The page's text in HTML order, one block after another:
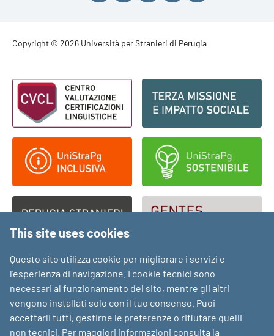
Footer - Copyright
Copyright © 2026 Università per Stranieri di Perugia
Footer - Loghi
This site uses cookies
Questo sito utilizza cookie per migliorare i servizi e
l’esperienza di navigazione. I cookie tecnici sono
necessari al funzionamento del sito, mentre gli altri
vengono installati solo con il tuo consenso. Puoi
accettarli tutti, gestirne le preferenze o rifiutare quelli
non tecnici. Per maggiori informazioni consulta la